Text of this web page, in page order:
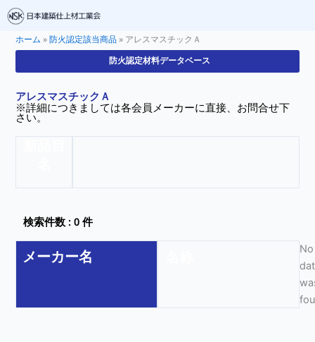
ホーム »防火認定該当商品» アレスマスチックＡ
防火認定材料データベース
アレスマスチックＡ
※詳細につきましては各会員メーカーに直接、お問合せ下
さい。
検索件数 : 0 件
メーカー名
No